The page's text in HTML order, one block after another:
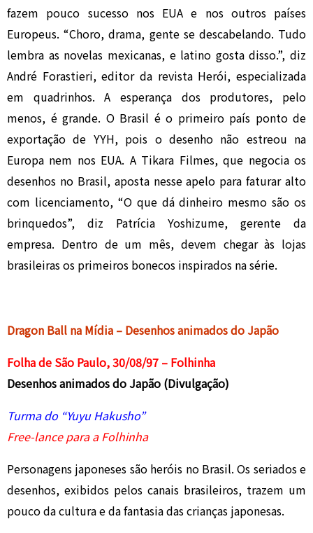
fazem pouco sucesso nos EUA e nos outros países
Europeus. “Choro, drama, gente se descabelando. Tudo
lembra as novelas mexicanas, e latino gosta disso.”, diz
André Forastieri, editor da revista Herói, especializada
em quadrinhos. A esperança dos produtores, pelo
menos, é grande. O Brasil é o primeiro país ponto de
exportação de YYH, pois o desenho não estreou na
Europa nem nos EUA. A Tikara Filmes, que negocia os
desenhos no Brasil, aposta nesse apelo para faturar alto
com licenciamento, “O que dá dinheiro mesmo são os
brinquedos”, diz Patrícia Yoshizume, gerente da
empresa. Dentro de um mês, devem chegar às lojas
brasileiras os primeiros bonecos inspirados na série.
Dragon Ball na Mídia – Desenhos animados do Japão
Folha de São Paulo, 30/08/97 – Folhinha
Desenhos animados do Japão (Divulgação)
Turma do “Yuyu Hakusho”
Free-lance para a Folhinha
Personagens japoneses são heróis no Brasil. Os seriados e
desenhos, exibidos pelos canais brasileiros, trazem um
pouco da cultura e da fantasia das crianças japonesas.